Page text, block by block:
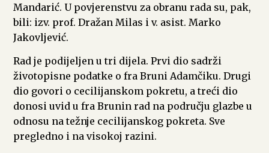
Mandarić. U povjerenstvu za obranu rada su, pak,
bili: izv. prof. Dražan Milas i v. asist. Marko
Jakovljević.
Rad je podijeljen u tri dijela. Prvi dio sadrži
životopisne podatke o fra Bruni Adamčiku. Drugi
dio govori o cecilijanskom pokretu, a treći dio
donosi uvid u fra Brunin rad na području glazbe u
odnosu na težnje cecilijanskog pokreta. Sve
pregledno i na visokoj razini.